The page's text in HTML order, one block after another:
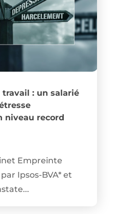
: un salarié
niveau record
Empreinte
Ipsos-BVA* et